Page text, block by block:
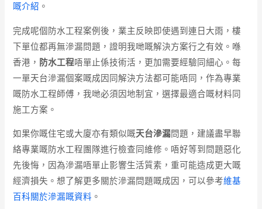
嘅介紹 。
完成呢個防水工程案例後，業主反映即使遇到連日大雨，樓
下單位都再無滲漏問題，證明我哋嘅解決方案行之有效。喺
香港， 防水工程唔單止係技術活，更加需要經驗同細心。每
一單天台滲漏個案嘅成因同解決方法都可能唔同，作為專業
嘅防水工程師傅，我哋必須因地制宜，選擇最適合嘅材料同
施工方案。
如果你嘅住宅或大廈亦有類似嘅天台滲漏問題，建議盡早聯
絡專業嘅防水工程團隊進行檢查同維修。唔好等到問題惡化
先後悔，因為滲漏唔單止影響生活質素，重可能造成更大嘅
經濟損失。想了解更多關於滲漏問題嘅成因，可以參考維基
百科關於滲漏嘅資料 。